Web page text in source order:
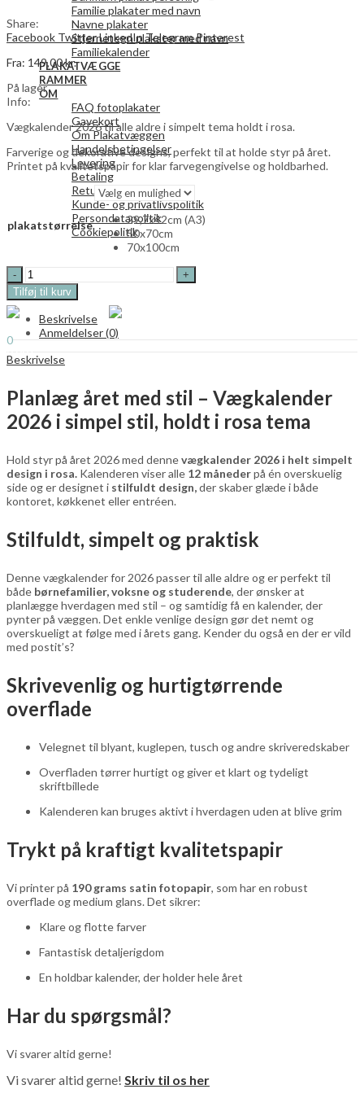
Familie plakater med navn
Navne plakater
Stjernetegn plakater med navn
Familiekalender
PLAKATVÆGGE
RAMMER
OM
FAQ fotoplakater
Gavekort
Om Plakatvæggen
Handelsbetingelser
Levering
Betaling
Returnering
Kunde- og privatlivspolitik
Persondatapolitik
Cookiepolitik
0
0,00kr.
Menu
Search
0
0,00
kr.
Share:
Facebook TwitterLinkedInTelegramPinterest
Fra: 149,00kr.
På lager
Info:
Vægkalender 2026 til alle aldre i simpelt tema holdt i rosa.
Farverige og dekorative designs, perfekt til at holde styr på året.
Printet på kvalitetspapir for klar farvegengivelse og holdbarhed.
plakatstørrelse
29,7x42cm (A3)
50x70cm
70x100cm
2026
Vægkalender
-
Simpel
kalender
rosa
design
Tilføj til kurv
Beskrivelse
Anmeldelser (0)
Beskrivelse
Planlæg året med stil – Vægkalender
2026 i simpel stil, holdt i rosa tema
Hold styr på året 2026 med dennevægkalender 2026 i helt simpelt
design i rosa. Kalenderen viser alle 12 månederpå én overskuelig
side og er designet i stilfuldt design,der skaber glæde i både
kontoret, køkkenet eller entréen.
Stilfuldt, simpelt og praktisk
Denne vægkalender for 2026 passer til alle aldre og er perfekt til
både børnefamilier, voksne og studerende, der ønsker at
planlægge hverdagen med stil – og samtidig få en kalender, der
pynter på væggen. Det enkle venlige design gør det nemt og
overskueligt at følge med i årets gang. Kender du også en der er vild
med postit’s?
Skrivevenlig og hurtigtørrende
overflade
Velegnet til blyant, kuglepen, tusch og andre skriveredskaber
Overfladen tørrer hurtigt og giver et klart og tydeligt
skriftbillede
Kalenderen kan bruges aktivt i hverdagen uden at blive grim
Trykt på kraftigt kvalitetspapir
Vi printer på 190 grams satin fotopapir, som har en robust
overflade og medium glans. Det sikrer:
Klare og flotte farver
Fantastisk detaljerigdom
En holdbar kalender, der holder hele året
Har du spørgsmål?
Vi svarer altid gerne!
Vi svarer altid gerne! Skriv til os her